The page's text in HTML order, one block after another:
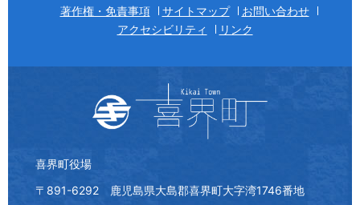
著作権・免責事項
サイトマップ
お問い合わせ
アクセシビリティ
リンク
喜界町役場
〒891-6292 鹿児島県大島郡喜界町大字湾1746番地